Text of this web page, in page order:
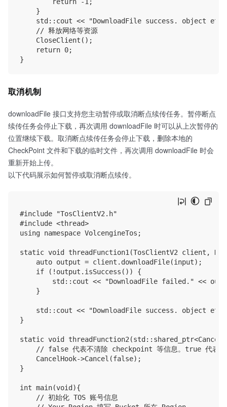
    }
std::cout << "DownloadFile success. object
    // 释放网络等资源
    CloseClient();
    return 0;
取消机制
downloadFile 接口支持您主动暂停或取消断点续传任务。暂停断点
续传任务会停止下载，再次调用 downloadFile 时可以从上次暂停的
位置继续下载。取消断点续传任务会停止下载，删除本地的
CheckPoint 文件和下载的临时文件，再次调用 downloadFile 时会
重新开始上传。
以下代码展示如何暂停或取消断点续传。
#include "TosClientV2.h"
#include <thread>
using namespace VolcengineTos;
static void threadFunction1(TosClientV2 client,
    auto output = client.downloadFile(input);
    if (!output.isSuccess()) {
std::cout << "DownloadFile failed." <<
    }
std::cout << "DownloadFile success. object
}
static void
// false 代表不清除 checkpoint 等信息。true 代表
    CancelHook->Cancel(false);
}
int main(void){
    // 初始化 TOS 账号信息